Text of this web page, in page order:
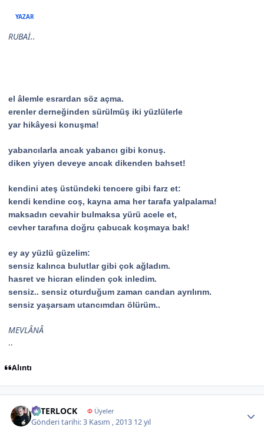
YAZAR
RUBAİ..
el âlemle esrardan söz açma.
erenler derneğinden sürülmüş iki yüzlülerle
yar hikâyesi konuşma!
yabancılarla ancak yabancı gibi konuş.
diken yiyen deveye ancak dikenden bahset!
kendini ateş üstündeki tencere gibi farz et:
kendi kendine coş, kayna ama her tarafa yalpalama!
maksadın cevahir bulmaksa yürü acele et,
cevher tarafına doğru çabucak koşmaya bak!
ey ay yüzlü güzelim:
sensiz kalınca bulutlar gibi çok ağladım.
hasret ve hicran elinden çok inledim.
sensiz.. sensiz oturduğum zaman candan ayrılırım.
sensiz yaşarsam utancımdan ölürüm..
MEVLÂNÂ
..
Alıntı
İNTERLOCK ΦÜyeler
Gönderi tarihi:3 Kasım , 2013 12 yıl